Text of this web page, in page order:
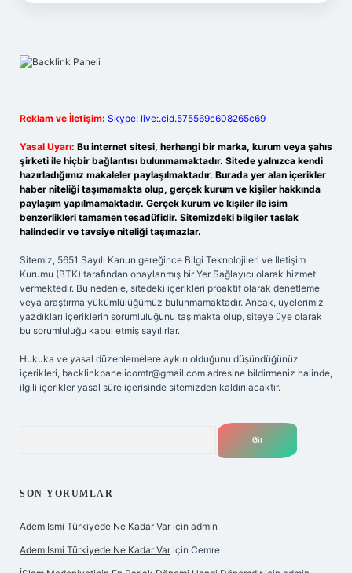
Reklam ve İletişim: Skype: live:.cid.575569c608265c69
Yasal Uyarı: Bu internet sitesi, herhangi bir marka, kurum veya şahıs
şirketi ile hiçbir bağlantısı bulunmamaktadır. Sitede yalnızca kendi
hazırladığımız makaleler paylaşılmaktadır. Burada yer alan içerikler
haber niteliği taşımamakta olup, gerçek kurum ve kişiler hakkında
paylaşım yapılmamaktadır. Gerçek kurum ve kişiler ile isim
benzerlikleri tamamen tesadüfidir. Sitemizdeki bilgiler taslak
halindedir ve tavsiye niteliği taşımazlar.
Sitemiz, 5651 Sayılı Kanun gereğince Bilgi Teknolojileri ve İletişim
Kurumu (BTK) tarafından onaylanmış bir Yer Sağlayıcı olarak hizmet
vermektedir. Bu nedenle, sitedeki içerikleri proaktif olarak denetleme
veya araştırma yükümlülüğümüz bulunmamaktadır. Ancak, üyelerimiz
yazdıkları içeriklerin sorumluluğunu taşımakta olup, siteye üye olarak
bu sorumluluğu kabul etmiş sayılırlar.
Hukuka ve yasal düzenlemelere aykırı olduğunu düşündüğünüz
içerikleri, backlinkpanelicomtr@gmail.com adresine bildirmeniz halinde,
ilgili içerikler yasal süre içerisinde sitemizden kaldırılacaktır.
SON YORUMLAR
Adem Ismi Türkiyede Ne Kadar Var için admin
Adem Ismi Türkiyede Ne Kadar Var için Cemre